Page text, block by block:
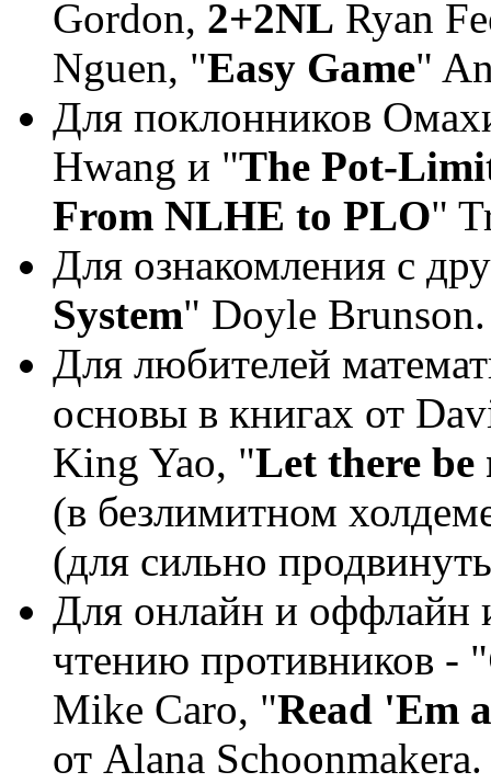
Gordon, 2+2NL Ryan
Nguen, "Easy Game"
Для поклонников
Hwang и "The Pot-
From NLHE to PLO"
Для ознакомления с
System" Doyle Brunson.
Для любителей
основы в книгах от
King Yao, "Let there be
(в безлимитном
(для сильно
Для онлайн и оффлайн
чтению противников - "
Mike Caro, "Read 'Em
от Alanа Schoonmakerа.